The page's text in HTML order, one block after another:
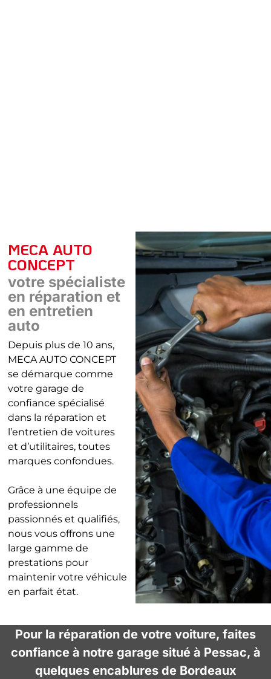
MECA AUTO
CONCEPT
votre spécialiste
en réparation et
en entretien
auto
Depuis plus de 10 ans,
MECA AUTO CONCEPT
se démarque comme
votre garage de
confiance spécialisé
dans la réparation et
l’entretien de voitures
et d’utilitaires, toutes
marques confondues.
Grâce à une équipe de
professionnels
passionnés et qualifiés,
nous vous offrons une
large gamme de
prestations pour
maintenir votre véhicule
en parfait état.
Pour la réparation de votre voiture, faites
confiance à notre garage situé à Pessac, à
quelques encablures de Bordeaux